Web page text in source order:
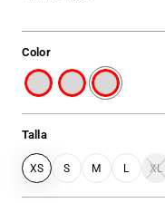
Talla
XS S M L XL
Color